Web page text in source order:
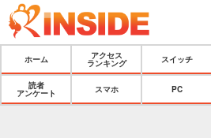
ホーム
アクセス
ランキング
スイッチ
読者
アンケート
スマホ PC